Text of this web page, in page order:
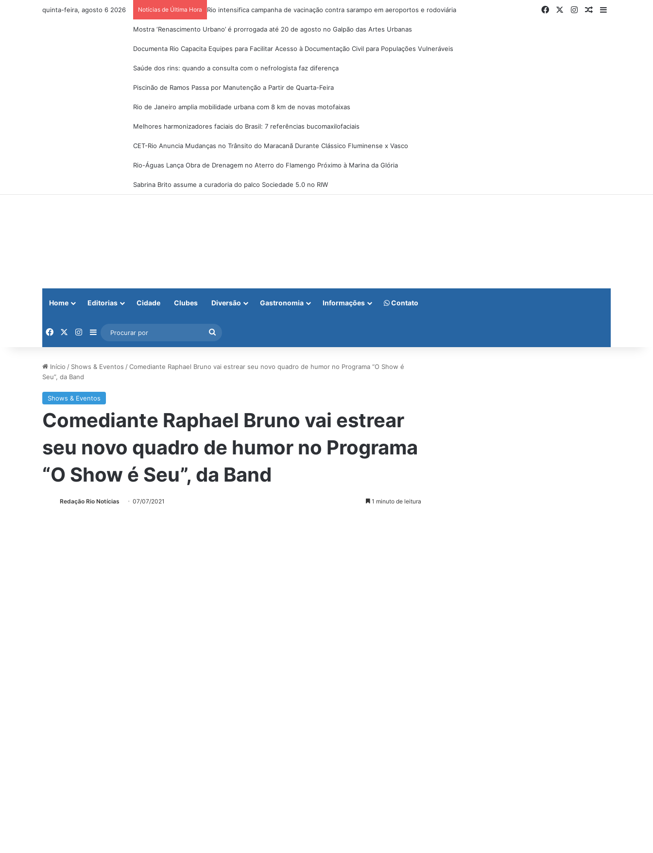
quinta-feira, agosto 6 2026 Notícias de Última Hora Rio intensifica campanha de vacinação contra sarampo em aeroportos e rodoviária
Mostra ‘Renascimento Urbano’ é prorrogada até 20 de agosto no Galpão das Artes Urbanas
Documenta Rio Capacita Equipes para Facilitar Acesso à Documentação Civil para Populações Vulneráveis
Saúde dos rins: quando a consulta com o nefrologista faz diferença
Piscinão de Ramos Passa por Manutenção a Partir de Quarta-Feira
Rio de Janeiro amplia mobilidade urbana com 8 km de novas motofaixas
Melhores harmonizadores faciais do Brasil: 7 referências bucomaxilofaciais
CET-Rio Anuncia Mudanças no Trânsito do Maracanã Durante Clássico Fluminense x Vasco
Rio-Águas Lança Obra de Drenagem no Aterro do Flamengo Próximo à Marina da Glória
Sabrina Brito assume a curadoria do palco Sociedade 5.0 no RIW
FacebookInstagramArtigo aleatório
Barra Lateral
Home Editorias Cidade Clubes Diversão Gastronomia Informações Contato
FacebookInstagram
Barra Lateral
por
Início / Shows & Eventos /Comediante Raphael Bruno vai estrear seu novo quadro de humor no Programa “O Show é
Seu”, da Band
Shows & Eventos
Comediante Raphael Bruno vai estrear
seu novo quadro de humor no Programa
“O Show é Seu”, da Band
Redação Rio Notícias 07/07/2021 1 minuto de leitura